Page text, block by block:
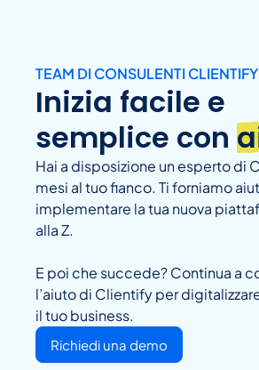
TEAM DI CONSULENTI CLIENTIFY
Inizia facile e
semplice con
Hai a disposizione un esperto di
mesi al tuo fianco. Ti forniamo
implementare la tua nuova
alla Z.
E poi che succede? Continua a
l’aiuto di Clientify per
il tuo business.
Richiedi una demo